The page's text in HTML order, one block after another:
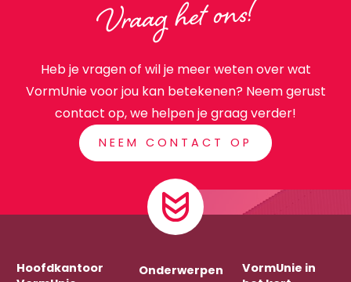
Vraag het ons!
Heb je vragen of wil je meer weten over wat
VormUnie voor jou kan betekenen? Neem gerust
contact op, we helpen je graag verder!
NEEM CONTACT OP
Hoofdkantoor
Onderwerpen
VormUnie in